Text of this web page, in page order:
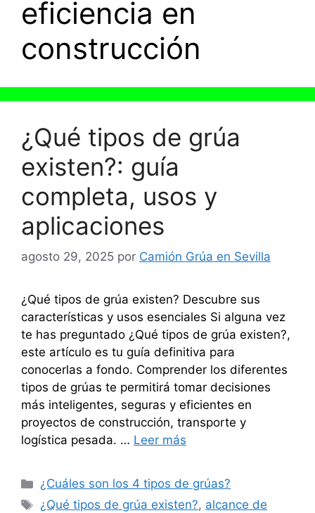
eficiencia en
construcción
¿Qué tipos de grúa
existen?: guía
completa, usos y
aplicaciones
agosto 29, 2025 por Camión Grúa en Sevilla
¿Qué tipos de grúa existen? Descubre sus
características y usos esenciales Si alguna vez
te has preguntado ¿Qué tipos de grúa existen?,
este artículo es tu guía definitiva para
conocerlas a fondo. Comprender los diferentes
tipos de grúas te permitirá tomar decisiones
más inteligentes, seguras y eficientes en
proyectos de construcción, transporte y
logística pesada. … Leer más
Categorías
¿Cuáles son los 4 tipos de grúas?
Etiquetas
¿Qué tipos de grúa existen?, alcance de